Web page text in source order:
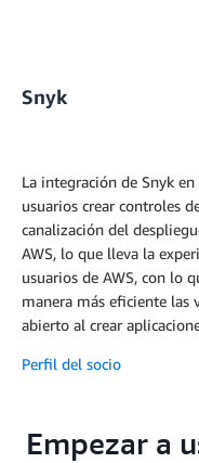
Snyk
La integración de Snyk
usuarios crear controles
canalización del
AWS, lo que lleva la
usuarios de AWS, con lo
manera más eficiente las
abierto al crear
Perfil del socio
Empezar a